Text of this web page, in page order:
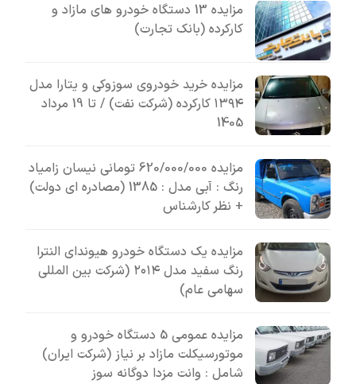
مزایده 13 دستگاه خودرو های مازاد و
کارکرده (بانک تجارت)
مزایده خرید خودروی سوزوکی و یتارا مدل
۱۳۹۴ کارکرده (شرکت نفت) / تا 19 مرداد
1405
مزایده 620/000/000 تومانی نیسان زامیاد
رنگ : آبی مدل : 1385 (مصادره ای دولت)
+ نظر کارشناس
مزایده یک دستگاه خودرو هیوندای النترا
رنگ سفید مدل ۲۰۱۴ (شرکت بین المللی
سهامی عام)
مزایده عمومی 5 دستگاه خودرو و
موتورسیکلت مازاد بر نیاز (شرکت ایران)
شامل : وانت مزدا دوگانه سوز